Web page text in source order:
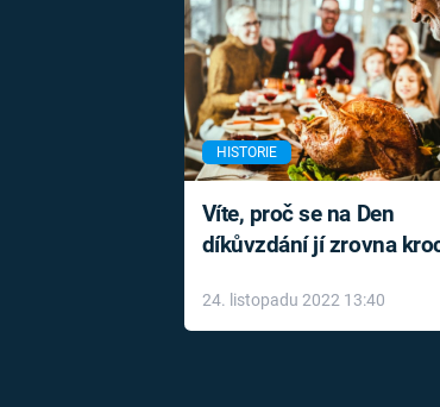
HISTORIE
Víte, proč se na Den
díkůvzdání jí zrovna
24. listopadu 2022 13:40